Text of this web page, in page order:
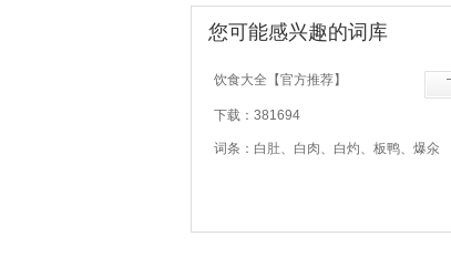
您可能感兴趣的词库
饮食大全【官方推荐】
下载：381694
词条：白肚、白肉、白灼、板鸭、爆氽